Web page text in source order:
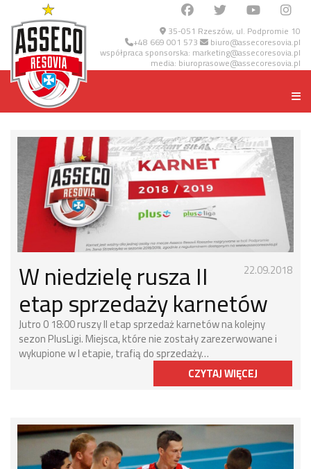
35-051 Rzeszów, ul. Podpromie 10
+48 669 001 573 biuro@assecoresovia.pl
współpraca sponsorska: marketing@assecoresovia.pl
media: biuroprasowe@assecoresovia.pl
22.09.2018
W niedzielę rusza II
etap sprzedaży karnetów
Jutro 0 18:00 ruszy II etap sprzedaż karnetów na kolejny
sezon PlusLigi. Miejsca, które nie zostały zarezerwowane i
wykupione w I etapie, trafią do sprzedaży…
CZYTAJ WIĘCEJ